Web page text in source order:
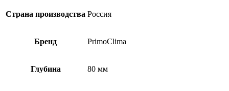
Страна производства Россия
Бренд PrimoClima
Глубина 80 мм